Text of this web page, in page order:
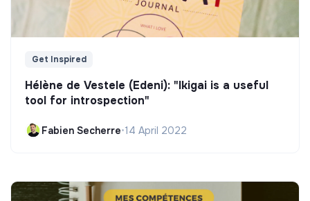
Get Inspired
Hélène de Vestele (Edeni): "Ikigai is a useful
tool for introspection"
Fabien Secherre•14 April 2022